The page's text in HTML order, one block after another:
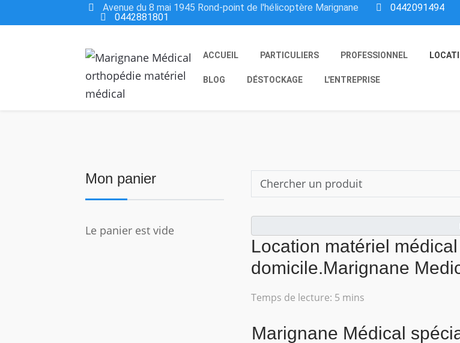
Avenue du 8 mai 1945 Rond-point de l'hélicoptère Marignane
0442091494
0442881801
ACCUEIL PARTICULIERS PROFESSIONNEL
BLOG DÉSTOCKAGE L'ENTREPRISE
Mon panier
Le panier est vide
Location matériel
domicile.Marignane
Temps de lecture: 5 mins
Marignane Médical